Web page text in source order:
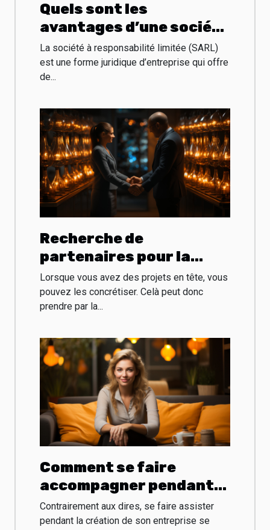
Quels sont les
avantages d’une société
à responsabilité limitée
?
La société à responsabilité limitée (SARL)
est une forme juridique d’entreprise qui offre
de...
Recherche de
partenaires pour la
création d'entreprise :
les stratégies à adopter
et les types de
rechercher
Lorsque vous avez des projets en tête, vous
pouvez les concrétiser. Celà peut donc
prendre par la...
Comment se faire
accompagner pendant
la création de son
entreprise ?
Contrairement aux dires, se faire assister
pendant la création de son entreprise se